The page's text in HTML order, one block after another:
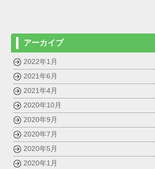
アーカイブ
2022年1月
2021年6月
2021年4月
2020年10月
2020年9月
2020年7月
2020年5月
2020年1月